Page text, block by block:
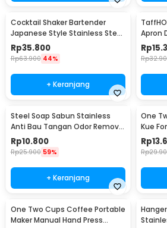
Cocktail Shaker Bartender
Japanese Style Stainless Steel
200ml
Rp35.800
Rp63.900 44%
+ Keranjang
Apron
Pola
Rp
Rp
Steel Soap Sabun Stainless
Anti Bau Tangan Odor Remove
- HW071
Rp10.800
Rp25.900 59%
+ Keranjang
One
Kue
Anti
Rp
Rp
One Two Cups Coffee Portable
Maker Manual Hand Press